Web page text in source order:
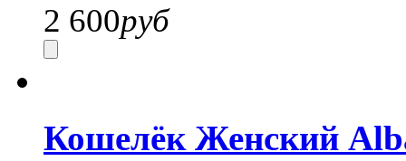
2 600руб
Кошелёк Женский